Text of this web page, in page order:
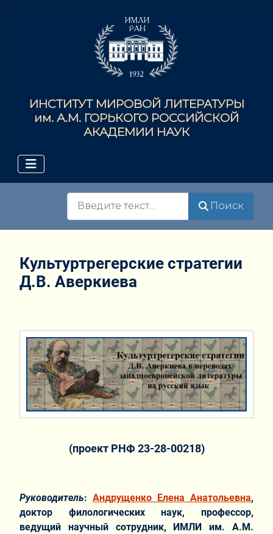
ИНСТИТУТ МИРОВОЙ ЛИТЕРАТУРЫ
им. А.М. ГОРЬКОГО РОССИЙСКОЙ
АКАДЕМИИ НАУК
Поиск
Культуртрегерские стратегии
Д.В. Аверкиева
(проект РНФ 23-28-00218)
Руководитель: Андрущенко Елена Анатольевна,
доктор филологических наук, профессор,
ведущий научный сотрудник, ИМЛИ им. А.М.